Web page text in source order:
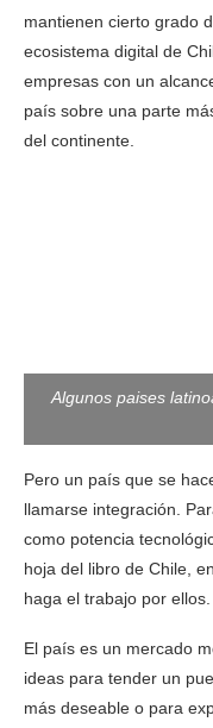
mantienen cierto grado
ecosistema digital de
empresas con un
país sobre una parte
del continente.
Algunos paises
Pero un país que se
llamarse integración.
como potencia
hoja del libro de Chile,
haga el trabajo por ellos.
El país es un mercado
ideas para tender un
más deseable o para